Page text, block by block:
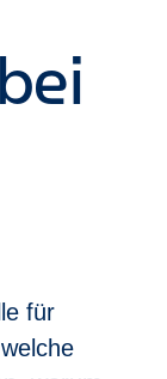
Drogen
ein paar
ob
Wenn du
Enterprise
eine
für